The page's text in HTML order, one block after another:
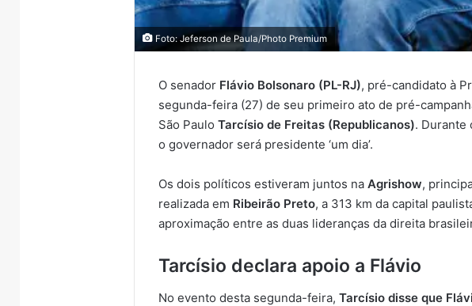
Foto: Jeferson de Paula/Photo Premium
O senador Flávio Bolsonaro (PL-RJ), pré-candidato à
segunda-feira (27) de seu primeiro ato de pré-
São PauloTarcísio de Freitas (Republicanos). Durante
o governador será presidente ‘um dia’.
Os dois políticos estiveram juntos naAgrishow,
realizada em Ribeirão Preto, a 313 km da capital
aproximação entre as duas lideranças da direita
Tarcísio declara apoio a Flávio
No evento desta segunda-feira,Tarcísio disse que